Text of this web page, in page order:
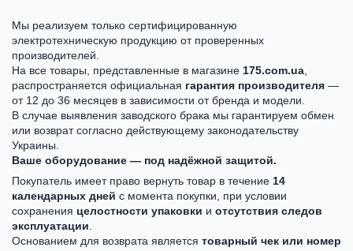
Мы реализуем только сертифицированную
электротехническую продукцию от проверенных
производителей.
На все товары, представленные в магазине 175.com.ua
распространяется официальная гарантия производителя —
от 12 до 36 месяцев в зависимости от бренда и модели.
В случае выявления заводского брака мы гарантируем обмен
или возврат согласно действующему законодательству
Украины.
Ваше оборудование — под надёжной защитой.
Покупатель имеет право вернуть товар в течение 14
календарных дней с момента покупки, при условии
сохранения целостности упаковки и отсутствия следов
эксплуатации
Основанием для возврата является товарный чек или номер